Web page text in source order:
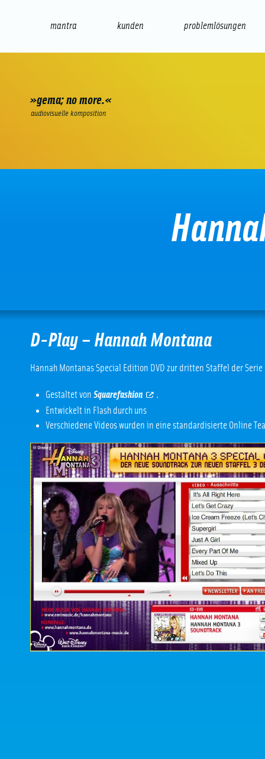
mantra kunden problemlösungen
»gema; no more.«
audiovisuelle komposition
D-Play – Hannah Montana
Hannah Montanas Special Edition DVD zur dritten Staffel der
Gestaltet von Squarefashion
.
Entwickelt in Flash durch uns
Verschiedene Videos wurden in eine standardisierte Online